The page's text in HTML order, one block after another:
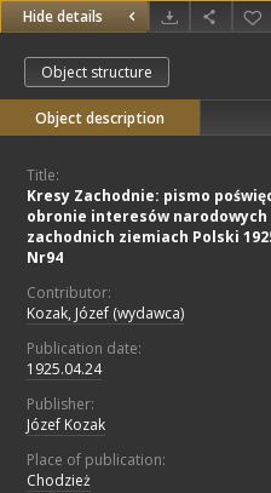
Hide details
Object structure
Object description
Title:
Kresy Zachodnie: pismo
obronie interesów narodowych
zachodnich ziemiach Polski
Nr94
Contributor:
Kozak, Józef (wydawca)
Publication date:
1925.04.24
Publisher:
Józef Kozak
Place of publication:
Chodzież